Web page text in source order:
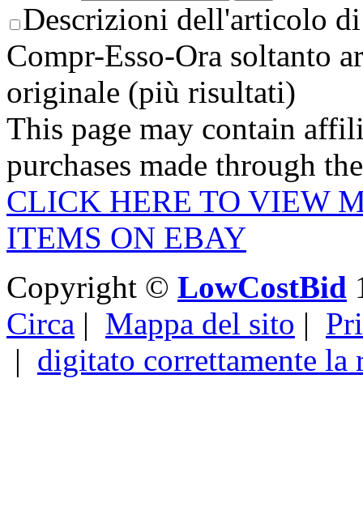
Descrizioni dell'articolo
Compr-Esso-Ora soltanto
originale (più risultati)
This page may contain
purchases made through
CLICK HERE TO VIEW
ITEMS ON EBAY
Copyright © LowCostBid
Circa | Mappa del sito |
| digitato correttamente la